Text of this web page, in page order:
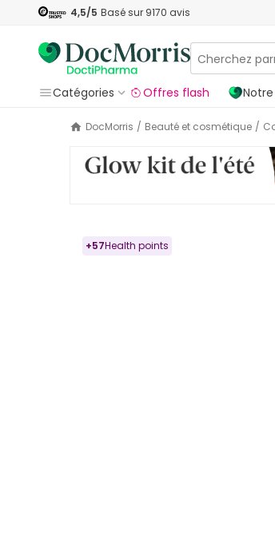
4,5/5 Basé sur 9170 avis
Catégories
Offres flash
DocMorris / Beauté et cosmétique /
+57Health points